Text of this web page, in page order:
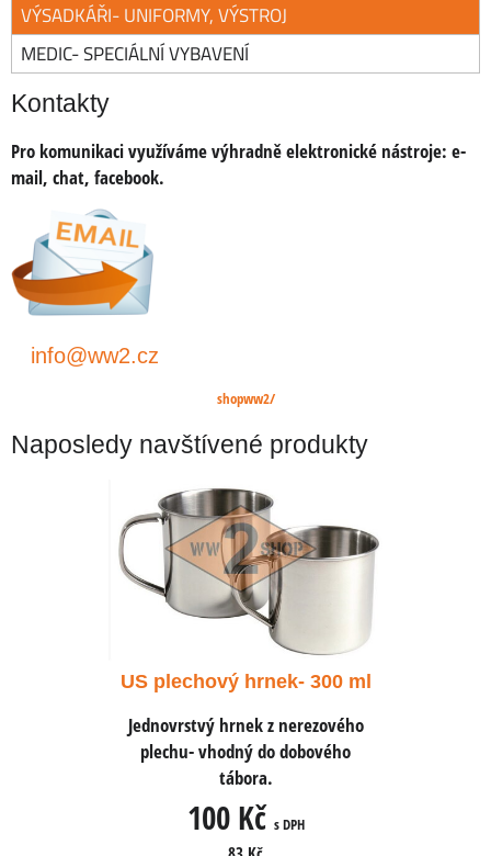
VÝSADKÁŘI- UNIFORMY, VÝSTROJ
MEDIC- SPECIÁLNÍ VYBAVENÍ
Kontakty
Pro komunikaci využíváme výhradně elektronické nástroje: e-
mail, chat, facebook.
info@ww2.cz
shopww2/
Naposledy navštívené produkty
US plechový hrnek- 300 ml
Jednovrstvý hrnek z nerezového
plechu- vhodný do dobového
tábora.
100 Kč s DPH